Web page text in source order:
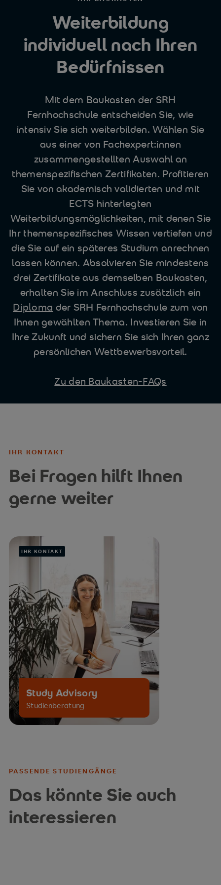
Weiterbildung
individuell nach Ihren
Bedürfnissen
Mit dem Baukasten der SRH
Fernhochschule entscheiden Sie, wie
intensiv Sie sich weiterbilden. Wählen Sie
aus einer von Fachexpert:innen
zusammengestellten Auswahl an
themenspezifischen Zertifikaten. Profitieren
Sie von akademisch validierten und mit
ECTS hinterlegten
Weiterbildungsmöglichkeiten, mit denen Sie
Ihr themenspezifisches Wissen vertiefen und
die Sie auf ein späteres Studium anrechnen
lassen können. Absolvieren Sie mindestens
drei Zertifikate aus demselben Baukasten,
erhalten Sie im Anschluss zusätzlich ein
Diploma der SRH Fernhochschule zum von
Ihnen gewählten Thema. Investieren Sie in
Ihre Zukunft und sichern Sie sich Ihren ganz
persönlichen Wettbewerbsvorteil.
Zu den Baukasten-FAQs
IHR KONTAKT
Bei Fragen hilft Ihnen
gerne weiter
IHR KONTAKT
Study Advisory
Studienberatung
PASSENDE STUDIENGÄNGE
Das könnte Sie auch
interessieren